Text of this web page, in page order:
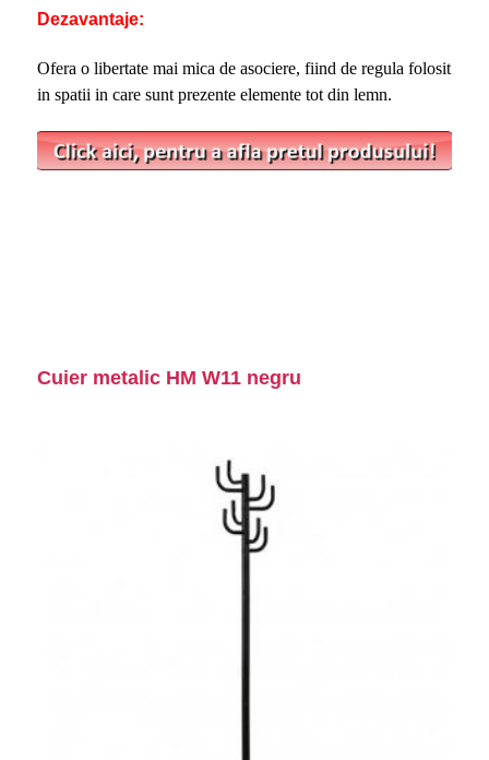
Dezavantaje:
Ofera o libertate mai mica de asociere, fiind de regula folosit
in spatii in care sunt prezente elemente tot din lemn.
Cuier metalic HM W11 negru